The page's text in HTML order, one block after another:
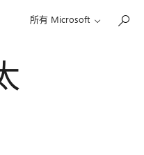
所有 Microsoft